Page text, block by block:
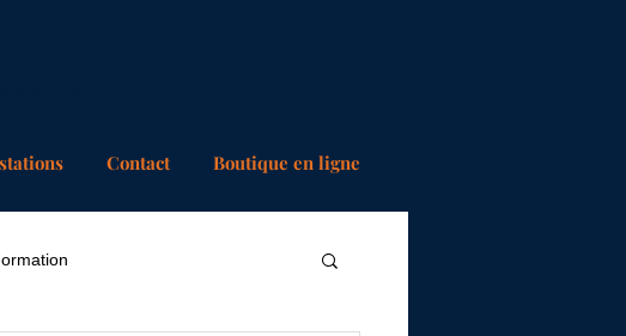
Contact Boutique en ligne